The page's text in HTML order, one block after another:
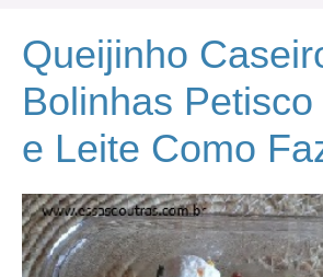
Queijinho
Bolinhas
e Leite Como